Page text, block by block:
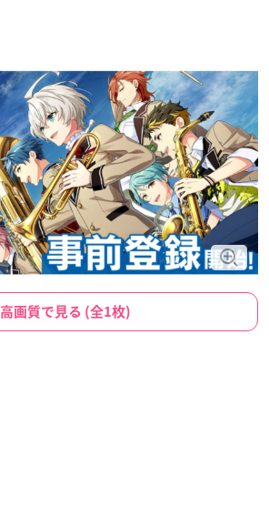
高画質で見る (全1枚)